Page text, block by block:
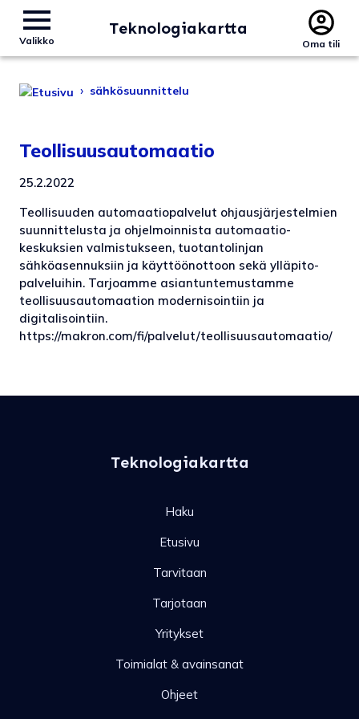
Valikko
Teknologiakartta
Oma tili
› sähkösuunnittelu
Teollisuusautomaatio
25.2.2022
Teollisuuden automaatio­palvelut ohjausjärjestelmien
suunnittelusta ja ohjelmoinnista automaatio­
keskuksien valmistukseen, tuotantolinjan
sähköasennuksiin ja käyttöönottoon sekä ylläpito­
palveluihin. Tarjoamme asiantuntemustamme
teollisuus­automaation modernisointiin ja
digitalisointiin.
https://makron.com/fi/palvelut/teollisuusautomaatio/
Teknologiakartta
Haku
Etusivu
Tarvitaan
Tarjotaan
Yritykset
Toimialat & avainsanat
Ohjeet